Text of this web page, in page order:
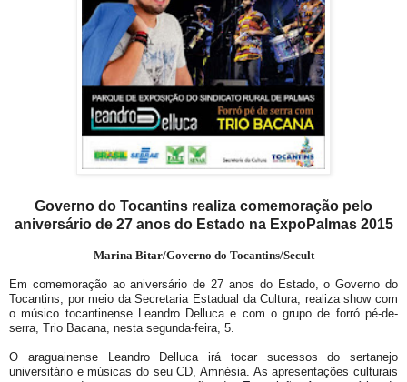
Governo do Tocantins realiza comemoração pelo
aniversário de 27 anos do Estado na ExpoPalmas 2015
Marina Bitar/Governo do Tocantins/Secult
Em comemoração ao aniversário de 27 anos do Estado, o Governo do
Tocantins, por meio da Secretaria Estadual da Cultura, realiza show com
o músico tocantinense Leandro Delluca e com o grupo de forró pé-de-
serra, Trio Bacana, nesta segunda-feira, 5.
O araguainense Leandro Delluca irá tocar sucessos do sertanejo
universitário e músicas do seu CD, Amnésia. As apresentações culturais